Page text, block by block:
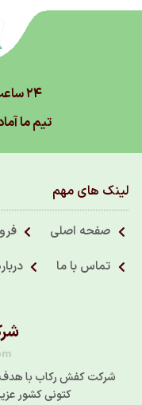
۲۴ ساعت هفته همراه شماییم
تیم ما
لینک های مهم
صفحه اصلی
تماس با ما
شرکت کفش رکاب با هدف
کتونی کشور